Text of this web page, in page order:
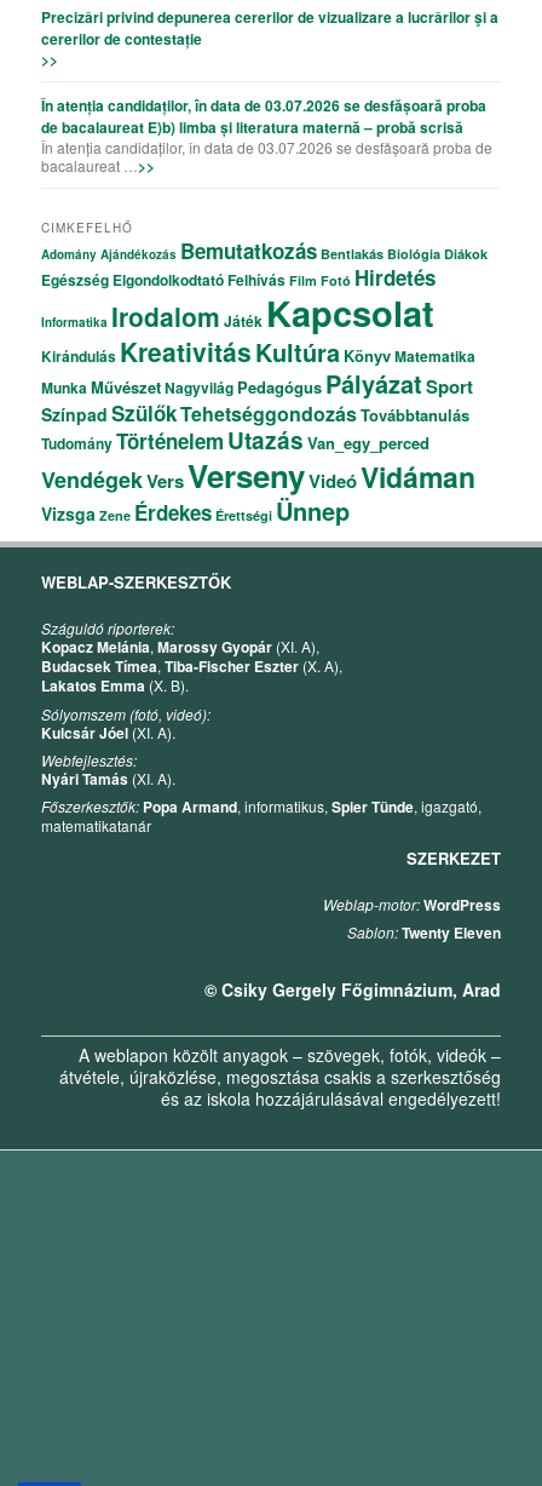
Precizǎri privind depunerea cererilor de vizualizare a lucrǎrilor şi a
cererilor de contestație
>>
În atenția candidaților, în data de 03.07.2026 se desfășoară proba
de bacalaureat E)b) limba și literatura maternă – probă scrisă
În atenția candidaților, în data de 03.07.2026 se desfășoară proba de
bacalaureat … >>
CIMKEFELHŐ
Adomány Ajándékozás Bemutatkozás Bentlakás Biológia Diákok
Egészség ElgondolkodtatóFelhívás Film Fotó Hirdetés
Informatika Irodalom Játék Kapcsolat
Kirándulás KreativitásKultúra KönyvMatematika
MunkaMűvészetNagyvilág Pedagógus PályázatSport
Színpad SzülőkTehetséggondozásTovábbtanulás
TudományTörténelem Utazás Van_egy_perced
VendégekVersVersenyVideóVidáman
Vizsga Zene Érdekes Érettségi Ünnep
WEBLAP-SZERKESZTŐK
Száguldó riporterek:
Kopacz Melánia,Marossy Gyopár (XI. A),
Budacsek Tímea,Tiba-Fischer Eszter (X. A),
Lakatos Emma (X. B).
Sólyomszem (fotó, videó):
Kulcsár Jóel (XI. A).
Webfejlesztés:
Nyári Tamás (XI. A).
Főszerkesztők: Popa Armand, informatikus,Spier Tünde, igazgató,
matematikatanár
SZERKEZET
Weblap-motor:WordPress
Sablon:Twenty Eleven
© Csiky Gergely Főgimnázium, Arad
A weblapon közölt anyagok – szövegek, fotók, videók –
átvétele, újraközlése, megosztása csakis a szerkesztőség
és az iskola hozzájárulásával engedélyezett!